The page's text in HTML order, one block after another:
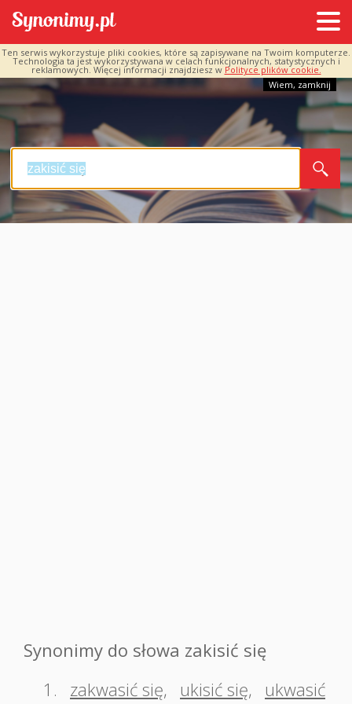
Ten serwis wykorzystuje pliki cookies, które są zapisywane na Twoim komputerze.
Technologia ta jest wykorzystywana w celach funkcjonalnych, statystycznych i
reklamowych. Więcej informacji znajdziesz w Polityce plików cookie.
Wiem, zamknij
Synonimy do słowa zakisić się
1.
zakwasić się, ukisić się, ukwasić